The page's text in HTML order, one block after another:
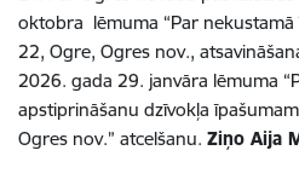
oktobra lēmuma “Par nekustamā
22, Ogre, Ogres nov.,
2026. gada 29. janvāra lēmuma
apstiprināšanu dzīvokļa
Ogres nov.” atcelšanu. Ziņo Aija